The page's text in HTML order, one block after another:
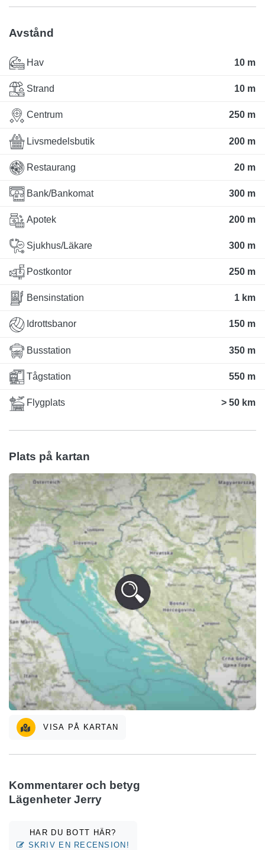
Avstånd
Hav 10 m
Strand 10 m
Centrum 250 m
Livsmedelsbutik 200 m
Restaurang 20 m
Bank/Bankomat 300 m
Apotek 200 m
Sjukhus/Läkare 300 m
Postkontor 250 m
Bensinstation 1 km
Idrottsbanor 150 m
Busstation 350 m
Tågstation 550 m
Flygplats > 50 km
Plats på kartan
VISA PÅ KARTAN
Kommentarer och betyg
Lägenheter Jerry
HAR DU BOTT HÄR?
SKRIV EN RECENSION!